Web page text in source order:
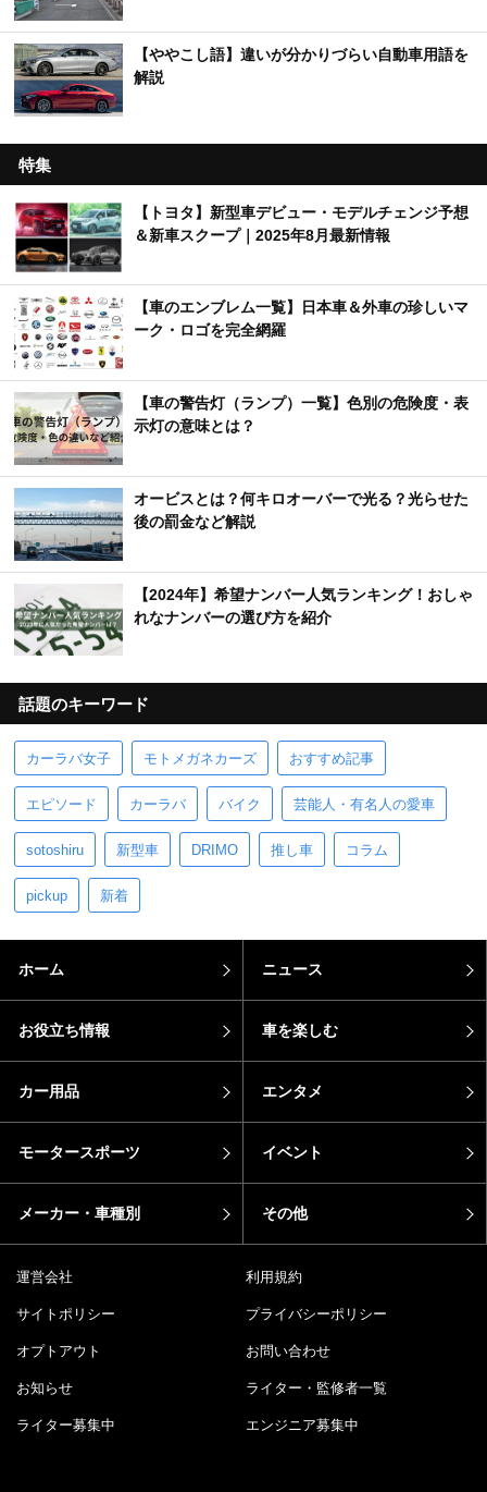
【ややこし語】違いが分かりづらい自動車用語を
解説
特集
【トヨタ】新型車デビュー・モデルチェンジ予想
＆新車スクープ｜2025年8月最新情報
【車のエンブレム一覧】日本車＆外車の珍しいマ
ーク・ロゴを完全網羅
【車の警告灯（ランプ）一覧】色別の危険度・表
示灯の意味とは？
オービスとは？何キロオーバーで光る？光らせた
後の罰金など解説
【2024年】希望ナンバー人気ランキング！おしゃ
れなナンバーの選び方を紹介
話題のキーワード
カーラバ女子 モトメガネカーズ おすすめ記事
エピソード カーラバ バイク 芸能人・有名人の愛車
sotoshiru 新型車 DRIMO 推し車 コラム
pickup 新着
ホーム ニュース
お役立ち情報 車を楽しむ
カー用品 エンタメ
モータースポーツ イベント
メーカー・車種別 その他
運営会社 利用規約
サイトポリシー プライバシーポリシー
オプトアウト お問い合わせ
お知らせ ライター・監修者一覧
ライター募集中 エンジニア募集中